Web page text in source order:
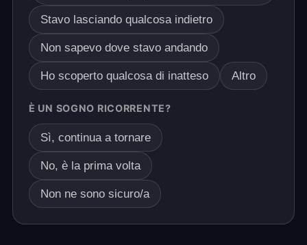
Stavo lasciando qualcosa indietro
Non sapevo dove stavo andando
Ho scoperto qualcosa di inatteso Altro
È UN SOGNO RICORRENTE?
Sì, continua a tornare
No, è la prima volta
Non ne sono sicuro/a